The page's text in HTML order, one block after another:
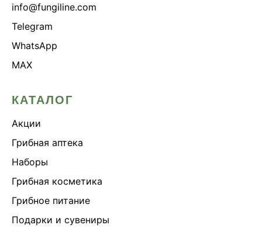
info@fungiline.com
Telegram
WhatsApp
MAX
КАТАЛОГ
Акции
Грибная аптека
Наборы
Грибная косметика
Грибное питание
Подарки и сувениры